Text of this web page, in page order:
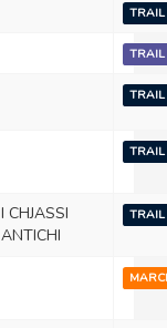
I CHJASSI
ANTICHI